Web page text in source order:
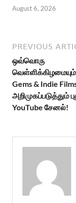
August 6, 2026
PREVIOUS
ஒவ்வொரு
Gems & Indie
அறிமுகப்படுத்தும்
YouTube சேனல்!